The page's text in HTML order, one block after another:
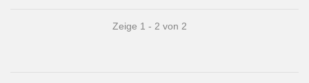
Zeige 1 - 2 von 2